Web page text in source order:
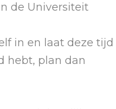
de Universiteit
in en laat deze tijd
hebt, plan dan